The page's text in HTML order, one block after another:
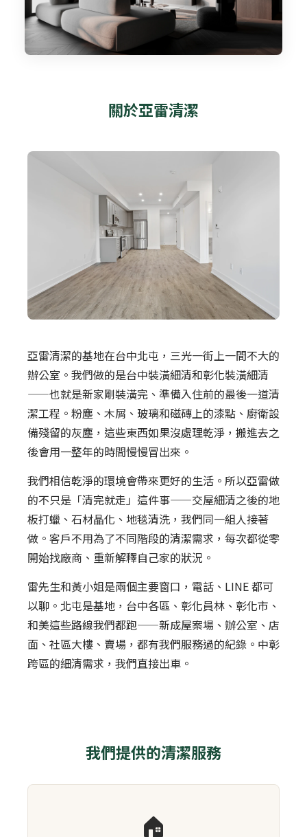
關於亞雷清潔
亞雷清潔的基地在台中北屯，三光一街上一間不大的
辦公室。我們做的是台中裝潢細清和彰化裝潢細清
——也就是新家剛裝潢完、準備入住前的最後一道清
潔工程。粉塵、木屑、玻璃和磁磚上的漆點、廚衛設
備殘留的灰塵，這些東西如果沒處理乾淨，搬進去之
後會用一整年的時間慢慢冒出來。
我們相信乾淨的環境會帶來更好的生活。所以亞雷做
的不只是「清完就走」這件事——交屋細清之後的地
板打蠟、石材晶化、地毯清洗，我們同一組人接著
做。客戶不用為了不同階段的清潔需求，每次都從零
開始找廠商、重新解釋自己家的狀況。
雷先生和黃小姐是兩個主要窗口，電話、LINE 都可
以聊。北屯是基地，台中各區、彰化員林、彰化市、
和美這些路線我們都跑——新成屋案場、辦公室、店
面、社區大樓、賣場，都有我們服務過的紀錄。中彰
跨區的細清需求，我們直接出車。
我們提供的清潔服務
🏠